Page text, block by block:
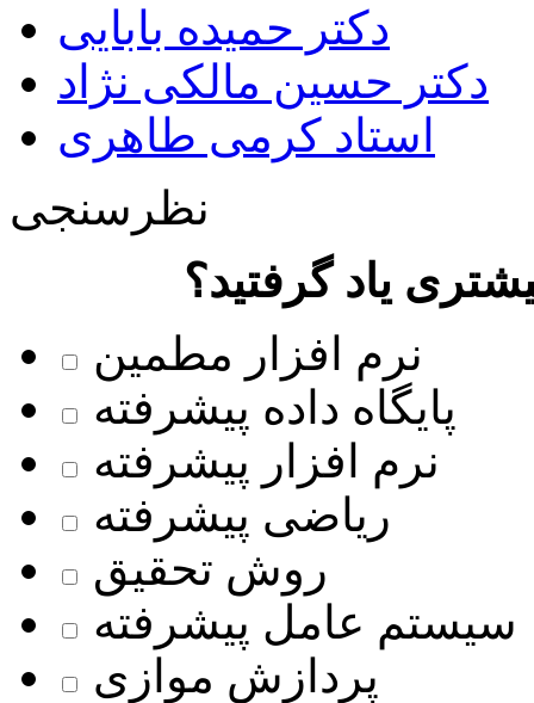
دکتر حمیده بابایی
دکتر حسین مالکی نژاد
استاد کرمی طاهری
نظرسنجی
یاد گرفتید؟
نرم افزار مطمین
پایگاه داده پیشرفته
نرم افزار پیشرفته
ریاضی پیشرفته
روش تحقیق
سیستم عامل پیشرفته
پردازش موازی